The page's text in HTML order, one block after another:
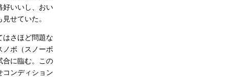
好いいし、おい
せていた。
はさほど問題な
ノボ（スノーボ
合に臨む。この
コンディション